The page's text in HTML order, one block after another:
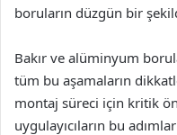
boruların düzgün bir
Bakır ve alüminyum
tüm bu aşamaların
montaj süreci için kritik
uygulayıcıların bu